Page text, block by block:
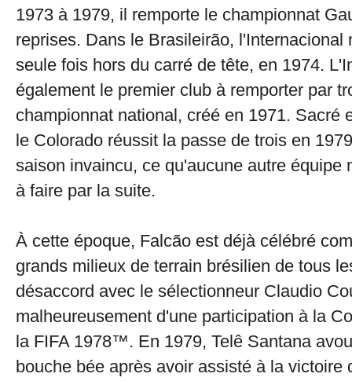
1973 à 1979, il remporte le championnat
reprises. Dans le Brasileirão, l'Internacional
seule fois hors du carré de tête, en 1974.
également le premier club à remporter par
championnat national, créé en 1971. Sacré
le Colorado réussit la passe de trois en
saison invaincu, ce qu'aucune autre équipe
à faire par la suite.
À cette époque, Falcão est déjà célébré
grands milieux de terrain brésilien de tous
désaccord avec le sélectionneur Claudio
malheureusement d'une participation à la
la FIFA 1978™. En 1979, Telê Santana
bouche bée après avoir assisté à la victoire